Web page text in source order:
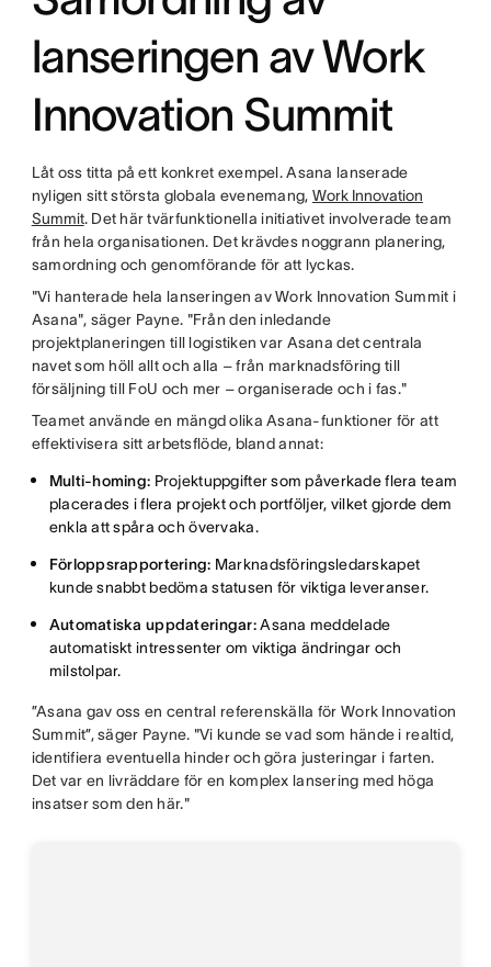
lanseringen av Work
Innovation Summit
Låt oss titta på ett konkret exempel. Asana lanserade
nyligen sitt största globala evenemang, Work Innovation
Summit. Det här tvärfunktionella initiativet involverade team
från hela organisationen. Det krävdes noggrann planering,
samordning och genomförande för att lyckas.
"Vi hanterade hela lanseringen av Work Innovation Summit i
Asana", säger Payne. "Från den inledande
projektplaneringen till logistiken var Asana det centrala
navet som höll allt och alla – från marknadsföring till
försäljning till FoU och mer – organiserade och i fas."
Teamet använde en mängd olika Asana-funktioner för att
effektivisera sitt arbetsflöde, bland annat:
Multi-homing: Projektuppgifter som påverkade flera team
placerades i flera projekt och portföljer, vilket gjorde dem
enkla att spåra och övervaka.
Förloppsrapportering: Marknadsföringsledarskapet
kunde snabbt bedöma statusen för viktiga leveranser.
Automatiska uppdateringar:Asana meddelade
automatiskt intressenter om viktiga ändringar och
milstolpar.
”Asana gav oss en central referenskälla för Work Innovation
Summit”, säger Payne. "Vi kunde se vad som hände i realtid,
identifiera eventuella hinder och göra justeringar i farten.
Det var en livräddare för en komplex lansering med höga
insatser som den här."